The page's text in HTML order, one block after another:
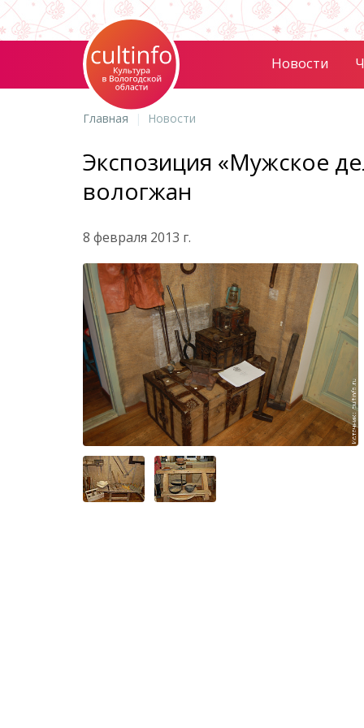
Новости
Главная Новости
Экспозиция «Мужское
вологжан
8 февраля 2013 г.